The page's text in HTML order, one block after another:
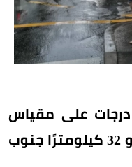
ضرب زلزال بلغت قوته 5.9 درجات على مقياس
ريختر اليوم، منطقة تبعد نحو 32 كيلومترًا جنوب